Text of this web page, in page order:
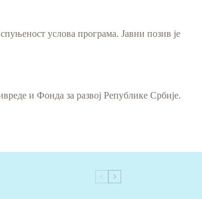
услова програма. Јавни позив је
и Фонда за развој Републике Србије.